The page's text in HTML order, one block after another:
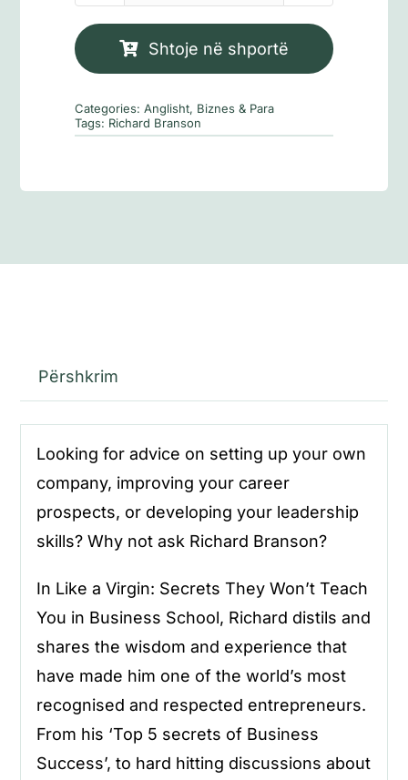
A
They
You
Shtoje në shportë
Categories:Anglisht, Biznes & Para
Tags: Richard Branson
Përshkrim
Looking for advice on setting up your own
company, improving your career
prospects, or developing your leadership
skills? Why not ask Richard Branson?
In Like a Virgin: Secrets They Won’t Teach
You in Business School, Richard distils and
shares the wisdom and experience that
have made him one of the world’s most
recognised and respected entrepreneurs.
From his ‘Top 5 secrets of Business
Success’, to hard hitting discussions about